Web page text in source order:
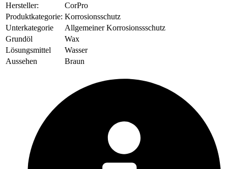
Hersteller:
CorPro
Produktkategorie: Korrosionsschutz
Unterkategorie
Allgemeiner Korrosionssschutz
Grundöl
Wax
Lösungsmittel
Wasser
Aussehen
Braun